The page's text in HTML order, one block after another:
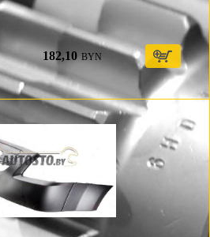
182,10 BYN